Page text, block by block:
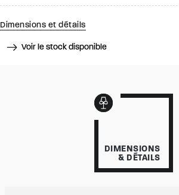
Dimensions et détails
Voir le stock disponible
DIMENSIONS
& DÉTAILS